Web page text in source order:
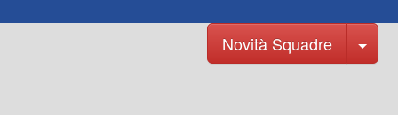
Novità Squadre